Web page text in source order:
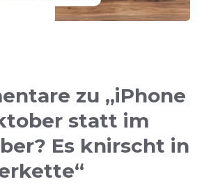
zu „iPhone
statt im
Es knirscht in